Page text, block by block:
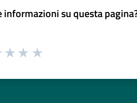
informazioni su questa